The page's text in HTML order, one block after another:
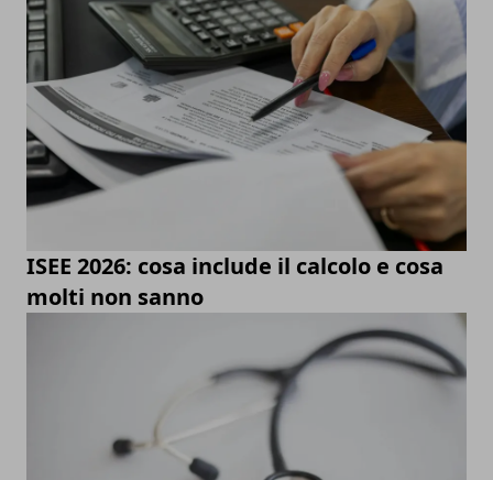
ISEE 2026: cosa include il calcolo e cosa
molti non sanno